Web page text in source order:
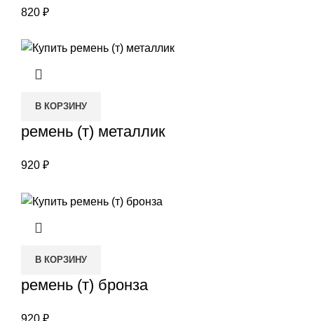
820 ₽
В КОРЗИНУ
ремень (т) металлик
920 ₽
В КОРЗИНУ
ремень (т) бронза
920 ₽